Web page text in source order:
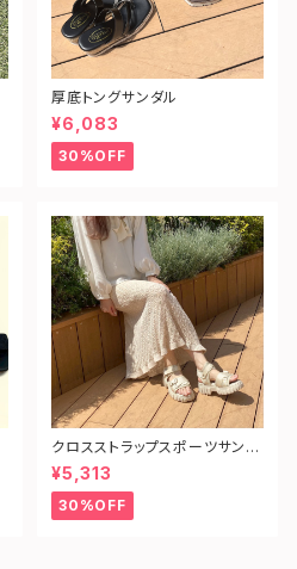
厚底トングサンダル
¥6,083
30%OFF
クロスストラップスポーツサンダ
ル
¥5,313
30%OFF